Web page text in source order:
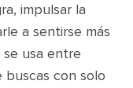
impulsar la
a sentirse más
usa entre
con solo